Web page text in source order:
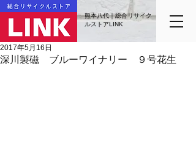
熊本八代｜総合リサイク
ルストアLINK
深川製磁 ブルーワイナリー ９号花生
2017年5月16日